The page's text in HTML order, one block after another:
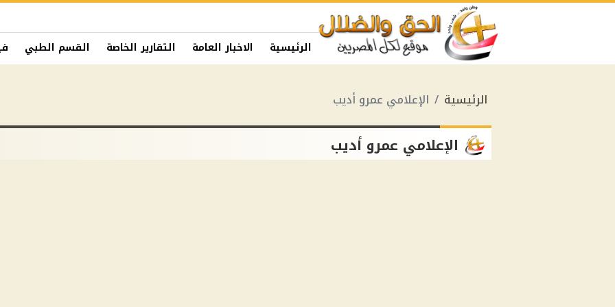
الرئيسية الاخبار العامة التقارير الخاصة القسم الطبي
الرئيسية الإعلامي عمرو أديب
الإعلامي عمرو أديب